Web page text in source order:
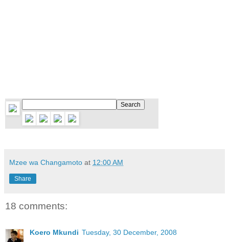
Mzee wa Changamoto at 12:00 AM
Share
18 comments:
Koero Mkundi Tuesday, 30 December, 2008